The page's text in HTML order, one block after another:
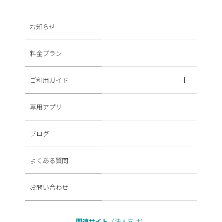
お知らせ
料金プラン
ご利用ガイド
専用アプリ
ブログ
よくある質問
お問い合わせ